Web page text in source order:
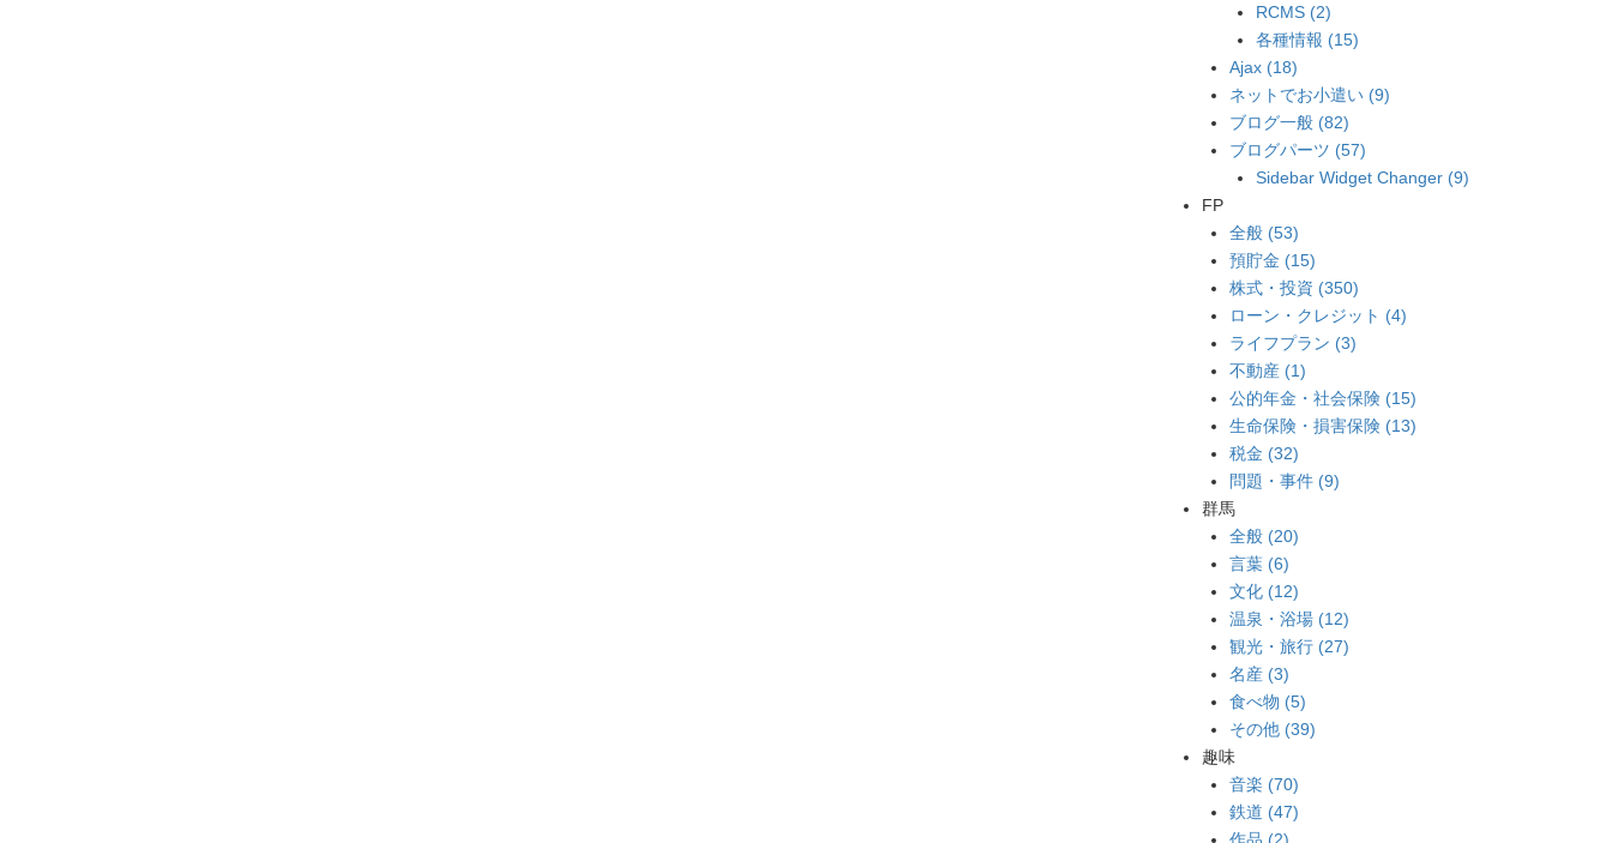
RCMS (2)
各種情報 (15)
Ajax (18)
ネットでお小遣い (9)
ブログ一般 (82)
ブログパーツ (57)
Sidebar Widget Changer (9)
FP
全般 (53)
預貯金 (15)
株式・投資 (350)
ローン・クレジット (4)
ライフプラン (3)
不動産 (1)
公的年金・社会保険 (15)
生命保険・損害保険 (13)
税金 (32)
問題・事件 (9)
群馬
全般 (20)
言葉 (6)
文化 (12)
温泉・浴場 (12)
観光・旅行 (27)
名産 (3)
食べ物 (5)
その他 (39)
趣味
音楽 (70)
鉄道 (47)